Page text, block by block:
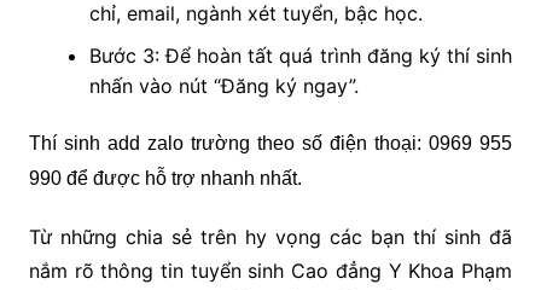
chỉ, email, ngành xét tuyển, bậc học.
Bước 3: Để hoàn tất quá trình đăng ký thí sinh
nhấn vào nút “Đăng ký ngay”.
Thí sinh add zalo trường theo số điện thoại: 0969 955
990 để được hỗ trợ nhanh nhất.
Từ những chia sẻ trên hy vọng các bạn thí sinh đã
nắm rõ thông tin tuyển sinh Cao đẳng Y Khoa Phạm